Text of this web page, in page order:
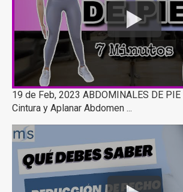
19 de Feb, 2023 ABDOMINALES DE
Cintura y Aplanar Abdomen ...